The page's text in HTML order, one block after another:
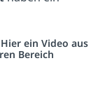
ein Video aus
Bereich